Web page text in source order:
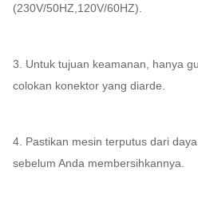
(230V/50HZ,120V/60HZ).
3. Untuk tujuan keamanan, hanya
colokan konektor yang diarde.
4. Pastikan mesin terputus dari
sebelum Anda membersihkannya.